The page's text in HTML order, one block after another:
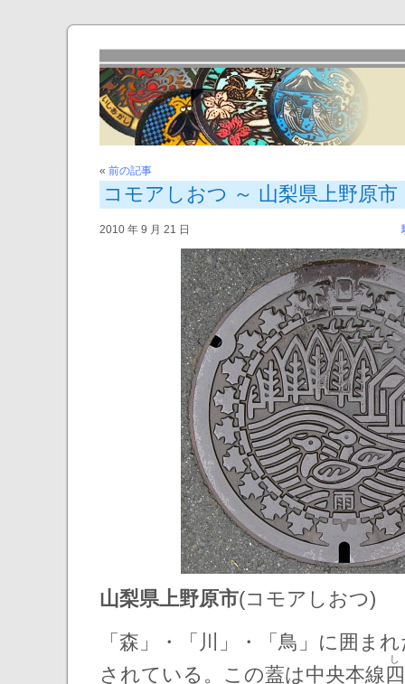
« 前の記事
コモアしおつ ～ 山梨県上野原市
2010 年 9 月 21 日
山梨県上野原市(コモアしおつ)
「森」・「川」・「鳥」に囲ま
されている。この蓋は中央本線